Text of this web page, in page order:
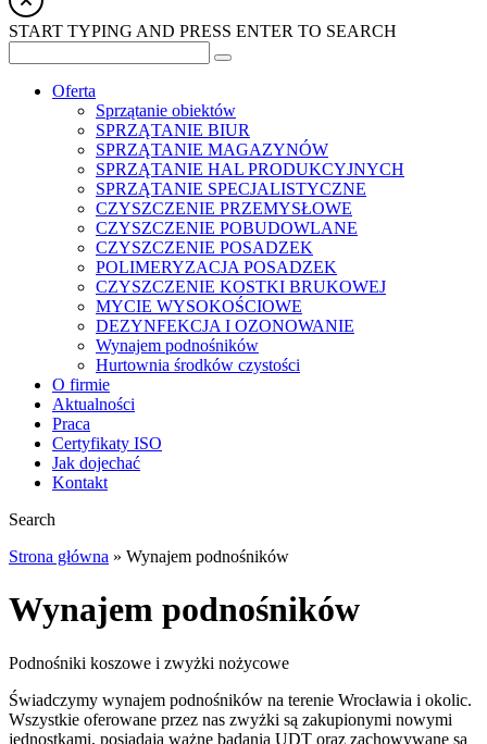
START TYPING AND PRESS ENTER TO SEARCH
Oferta
Sprzątanie obiektów
SPRZĄTANIE BIUR
SPRZĄTANIE MAGAZYNÓW
SPRZĄTANIE HAL PRODUKCYJNYCH
SPRZĄTANIE SPECJALISTYCZNE
CZYSZCZENIE PRZEMYSŁOWE
CZYSZCZENIE POBUDOWLANE
CZYSZCZENIE POSADZEK
POLIMERYZACJA POSADZEK
CZYSZCZENIE KOSTKI BRUKOWEJ
MYCIE WYSOKOŚCIOWE
DEZYNFEKCJA I OZONOWANIE
Wynajem podnośników
Hurtownia środków czystości
O firmie
Aktualności
Praca
Certyfikaty ISO
Jak dojechać
Kontakt
Search
Strona główna » Wynajem podnośników
Wynajem podnośników
Podnośniki koszowe i zwyżki nożycowe
Świadczymy wynajem podnośników na terenie Wrocławia i okolic.
Wszystkie oferowane przez nas zwyżki są zakupionymi nowymi
jednostkami, posiadają ważne badania UDT oraz zachowywane są